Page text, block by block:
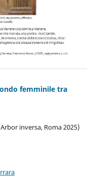
femminile tra
inversa, Roma 2025)